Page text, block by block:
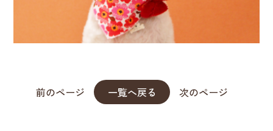
前のページ 一覧へ戻る 次のページ